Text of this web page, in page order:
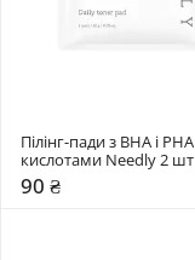
Пілінг-пади з BHA і PHA
кислотами Needly 2 шт
90 ₴